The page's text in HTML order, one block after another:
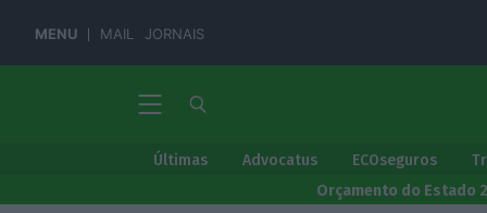
MENU MAIL JORNAIS
Últimas Advocatus ECOseguros
Orçamento do Estado